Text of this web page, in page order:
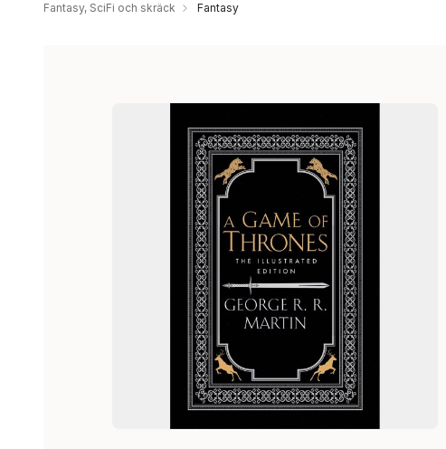
Fantasy, SciFi och skräck Fantasy